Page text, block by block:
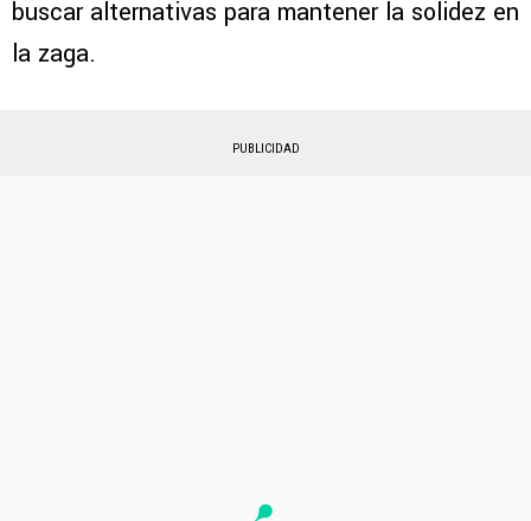
buscar alternativas para mantener la solidez en
la zaga.
PUBLICIDAD